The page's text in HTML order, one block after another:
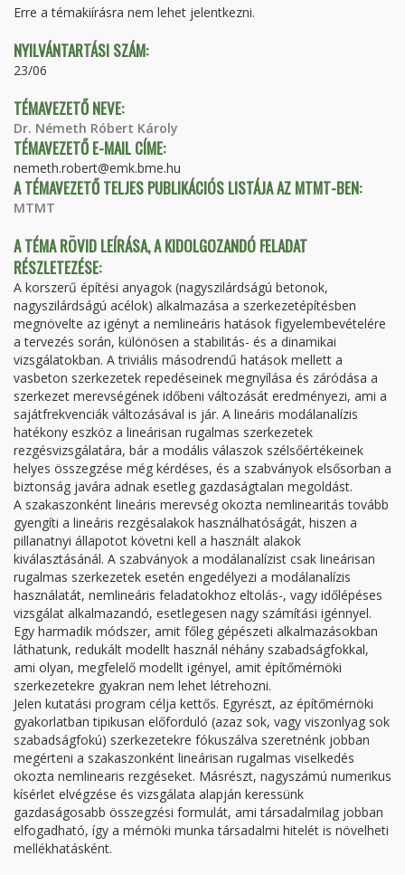
Erre a témakiírásra nem lehet jelentkezni.
NYILVÁNTARTÁSI SZÁM:
23/06
TÉMAVEZETŐ NEVE:
Dr. Németh Róbert Károly
TÉMAVEZETŐ E-MAIL CÍME:
nemeth.robert@emk.bme.hu
A TÉMAVEZETŐ TELJES PUBLIKÁCIÓS LISTÁJA AZ MTMT-BEN:
MTMT
A TÉMA RÖVID LEÍRÁSA, A KIDOLGOZANDÓ FELADAT
RÉSZLETEZÉSE:
A korszerű építési anyagok (nagyszilárdságú betonok,
nagyszilárdságú acélok) alkalmazása a szerkezetépítésben
megnövelte az igényt a nemlineáris hatások figyelembevételére
a tervezés során, különösen a stabilitás- és a dinamikai
vizsgálatokban. A triviális másodrendű hatások mellett a
vasbeton szerkezetek repedéseinek megnyílása és záródása a
szerkezet merevségének időbeni változását eredményezi, ami a
sajátfrekvenciák változásával is jár. A lineáris modálanalízis
hatékony eszköz a lineárisan rugalmas szerkezetek
rezgésvizsgálatára, bár a modális válaszok szélsőértékeinek
helyes összegzése még kérdéses, és a szabványok elsősorban a
biztonság javára adnak esetleg gazdaságtalan megoldást.
A szakaszonként lineáris merevség okozta nemlinearitás tovább
gyengíti a lineáris rezgésalakok használhatóságát, hiszen a
pillanatnyi állapotot követni kell a használt alakok
kiválasztásánál. A szabványok a modálanalízist csak lineárisan
rugalmas szerkezetek esetén engedélyezi a modálanalízis
használatát, nemlineáris feladatokhoz eltolás-, vagy időlépéses
vizsgálat alkalmazandó, esetlegesen nagy számítási igénnyel.
Egy harmadik módszer, amit főleg gépészeti alkalmazásokban
láthatunk, redukált modellt használ néhány szabadságfokkal,
ami olyan, megfelelő modellt igényel, amit építőmérnöki
szerkezetekre gyakran nem lehet létrehozni.
Jelen kutatási program célja kettős. Egyrészt, az építőmérnöki
gyakorlatban tipikusan előforduló (azaz sok, vagy viszonlyag sok
szabadságfokú) szerkezetekre fókuszálva szeretnénk jobban
megérteni a szakaszonként lineárisan rugalmas viselkedés
okozta nemlinearis rezgéseket. Másrészt, nagyszámú numerikus
kísérlet elvégzése és vizsgálata alapján keressünk
gazdaságosabb összegzési formulát, ami társadalmilag jobban
elfogadható, így a mérnöki munka társadalmi hitelét is növelheti
mellékhatásként.